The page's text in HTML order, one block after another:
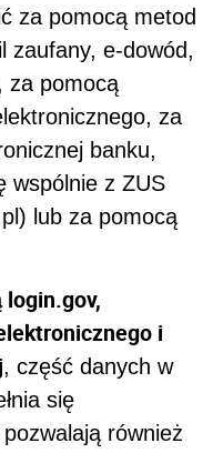
za pomocą metod
zaufany, e-dowód,
za pomocą
za
banku,
wspólnie z ZUS
lub za pomocą
i
, część danych w
się
również